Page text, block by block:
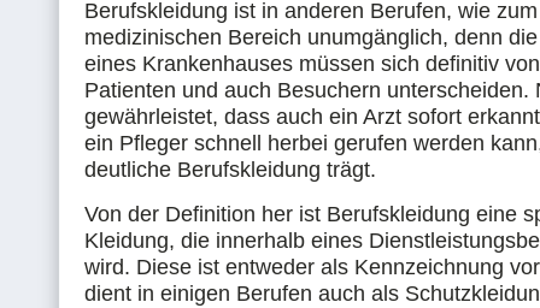
Berufskleidung ist in anderen Berufen, wie
medizinischen Bereich unumgänglich, denn
eines Krankenhauses müssen sich definitiv
Patienten und auch Besuchern unterscheiden.
gewährleistet, dass auch ein Arzt sofort
ein Pfleger schnell herbei gerufen werden
deutliche Berufskleidung trägt.
Von der Definition her ist Berufskleidung eine
Kleidung, die innerhalb eines
wird. Diese ist entweder als Kennzeichnung
dient in einigen Berufen auch als